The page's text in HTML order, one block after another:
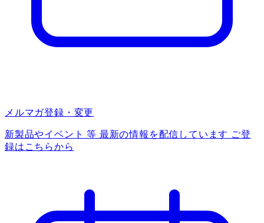
メルマガ登録・変更
新製品やイベント 等 最新の情報を配信しています ご登
録はこちらから